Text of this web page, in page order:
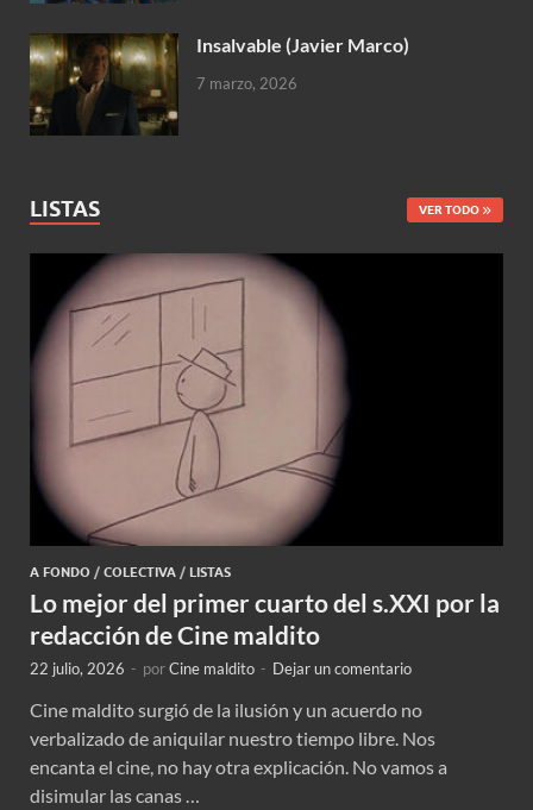
Insalvable (Javier Marco)
7 marzo, 2026
LISTAS VER TODO
A FONDO / COLECTIVA / LISTAS
Lo mejor del primer cuarto del s.XXI por la
redacción de Cine maldito
22 julio, 2026 - porCine maldito - Dejar un comentario
Cine maldito surgió de la ilusión y un acuerdo no
verbalizado de aniquilar nuestro tiempo libre. Nos
encanta el cine, no hay otra explicación. No vamos a
disimular las canas …